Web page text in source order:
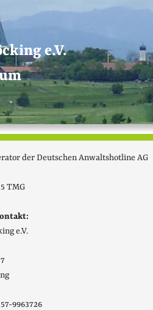
e.V.
der Deutschen Anwaltshotline AG
TMG
e.V.
9963726